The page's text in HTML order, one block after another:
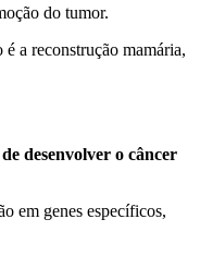
do tumor.
a reconstrução mamária,
desenvolver o câncer
em genes específicos,